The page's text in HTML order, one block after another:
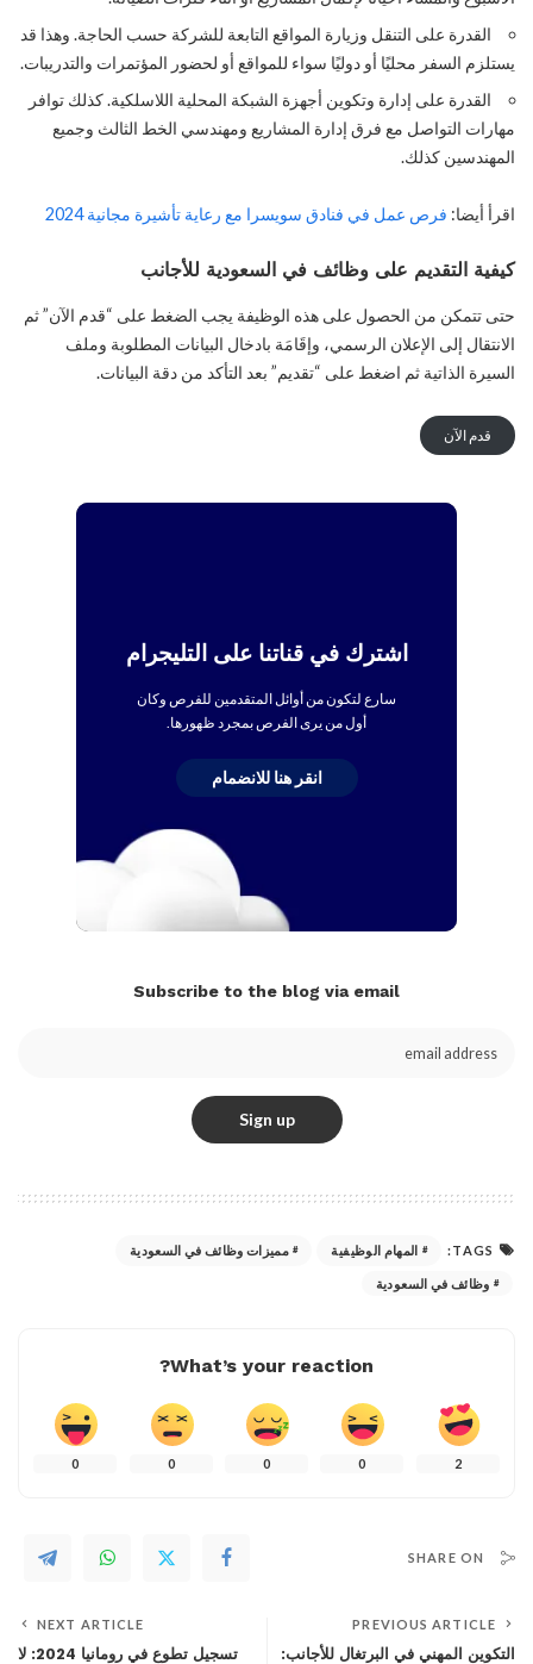
القدرة على التنقل وزيارة المواقع التابعة للشركة حسب الحاجة. وهذا قد
يستلزم السفر محليًا أو دوليًا سواء للمواقع أو لحضور المؤتمرات والتدريبات.
القدرة على إدارة وتكوين أجهزة الشبكة المحلية اللاسلكية. كذلك توافر
مهارات التواصل مع فرق إدارة المشاريع ومهندسي الخط الثالث وجميع
المهندسين كذلك.
اقرأ أيضا: فرص عمل في فنادق سويسرا مع رعاية تأشيرة مجانية 2024
كيفية التقديم على وظائف في السعودية للأجانب
حتى تتمكن من الحصول على هذه الوظيفة يجب الضغط على “قدم الآن” ثم
الانتقال إلى الإعلان الرسمي، وإقَامَة بادخال البيانات المطلوبة وملف
السيرة الذاتية ثم اضغط على “تقديم” بعد التأكد من دقة البيانات.
قدم الآن
اشترك في قناتنا على التليجرام
سارع لتكون من أوائل المتقدمين للفرص وكان
أول من يرى الفرص بمجرد ظهورها.
انقر هنا للانضمام
Subscribe to the blog via email
TAGS: المهام الوظيفية مميزات وظائف في السعودية
وظائف في السعودية
What’s your reaction?
2
0
0
0
0
SHARE ON
PREVIOUS ARTICLE
التكوين المهني في البرتغال للأجانب:
NEXT ARTICLE
تسجيل تطوع في رومانيا 2024: لا